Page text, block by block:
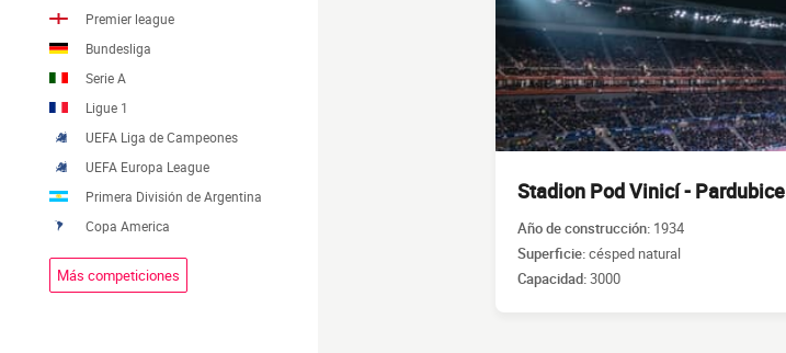
Premier league
Bundesliga
Serie A
Ligue 1
UEFA Liga de Campeones
UEFA Europa League
Primera División de Argentina
Copa America
Más competiciones
Stadion Pod Vinicí - Pardubice
Año de construcción: 1934
Superficie:césped natural
Capacidad:3000